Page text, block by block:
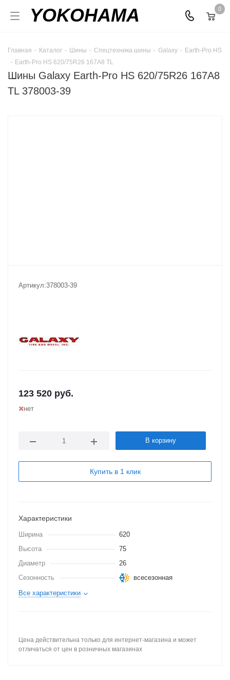
YOKOHAMA 0
Главная - Каталог - Шины - Спецтехника шины - Galaxy - Earth-Pro HS
- Earth-Pro HS 620/75R26 167A8 TL
Шины Galaxy Earth-Pro HS 620/75R26 167A8
TL 378003-39
Артикул:378003-39
123 520 руб.
нет
В корзину
Купить в 1 клик
Характеристики
Ширина
620
Высота
75
Диаметр
26
Сезонность
всесезонная
Все характеристики
Цена действительна только для интернет-магазина и может
отличаться от цен в розничных магазинах